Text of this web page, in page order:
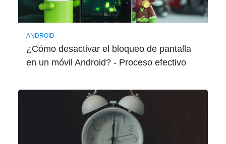
ANDROID
¿Cómo desactivar el bloqueo de pantalla
en un móvil Android? - Proceso efectivo